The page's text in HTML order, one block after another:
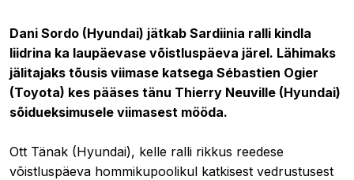
Dani Sordo (Hyundai) jätkab Sardiinia ralli kindla
liidrina ka laupäevase võistluspäeva järel. Lähimaks
jälitajaks tõusis viimase katsega Sébastien Ogier
(Toyota) kes pääses tänu Thierry Neuville (Hyundai)
sõidueksimusele viimasest mööda.
Ott Tänak (Hyundai), kelle ralli rikkus reedese
võistluspäeva hommikupoolikul katkisest vedrustusest